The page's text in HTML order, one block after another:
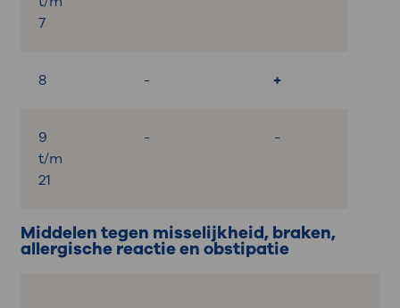
7
8 - +
9
t/m
21
- -
Middelen tegen misselijkheid, braken,
allergische reactie en obstipatie